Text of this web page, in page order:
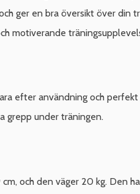
ger en bra översikt över
motiverande
efter användning och
grepp under träningen.
och den väger 20 kg.